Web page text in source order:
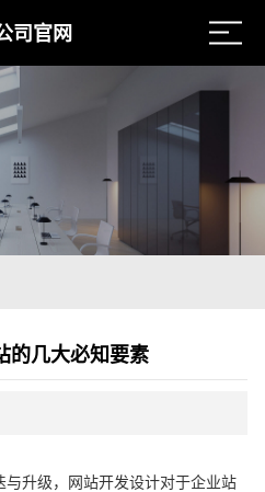
司官网
的几大必知要素
升级，网站开发设计对于企业站